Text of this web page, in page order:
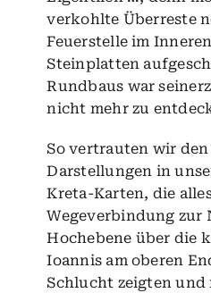
verkohlte Überreste
Feuerstelle im
Steinplatten
Rundbaus war
nicht mehr zu
So vertrauten wir
Darstellungen in
Kreta-Karten, die
Wegeverbindung zur
Hochebene über die
Ioannis am oberen
Schlucht zeigten und